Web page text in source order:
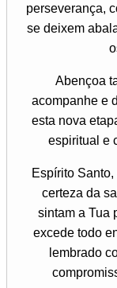
perseverança,
se deixem
Abençoa
acompanhe e
esta nova
espiritual e
Espírito
certeza da
sintam a Tua
excede todo
lembrado